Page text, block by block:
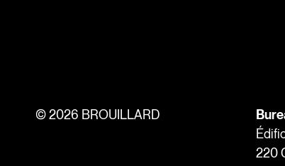
©2026 BROUILLARD
220